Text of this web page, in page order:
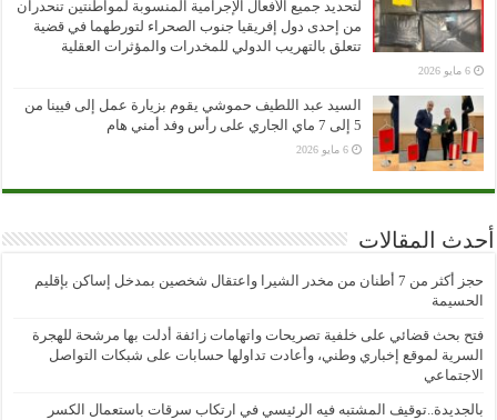
لتحديد جميع الأفعال الإجرامية المنسوبة لمواطنتين تنحدران
من إحدى دول إفريقيا جنوب الصحراء لتورطهما في قضية
تتعلق بالتهريب الدولي للمخدرات والمؤثرات العقلية
6 مايو 2026
السيد عبد اللطيف حموشي يقوم بزيارة عمل إلى فيينا من
5 إلى 7 ماي الجاري على رأس وفد أمني هام
6 مايو 2026
أحدث المقالات
حجز أكثر من 7 أطنان من مخدر الشيرا واعتقال شخصين بمدخل إساكن بإقليم
الحسيمة
فتح بحث قضائي على خلفية تصريحات واتهامات زائفة أدلت بها مرشحة للهجرة
السرية لموقع إخباري وطني، وأعادت تداولها حسابات على شبكات التواصل
الاجتماعي
بالجديدة..توقيف المشتبه فيه الرئيسي في ارتكاب سرقات باستعمال الكسر